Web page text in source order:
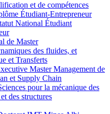
et de compétences
Étudiant-Entrepreneur
National Étudiant
de Master
des fluides, et
et Transferts
Master Management de
et Supply Chain
pour la mécanique des
des structures